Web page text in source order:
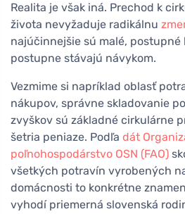
Realita je však iná. Prechod k
života nevyžaduje radikálnu
najúčinnejšie sú malé, postupné
postupne stávajú návykom.
Vezmime si napríklad oblasť
nákupov, správne skladovanie
zvyškov sú základné cirkulárne
šetria peniaze. Podľa dát
poľnohospodárstvo OSN (FAO)
všetkých potravín vyrobených
domácnosti to konkrétne
vyhodí priemerná slovenská